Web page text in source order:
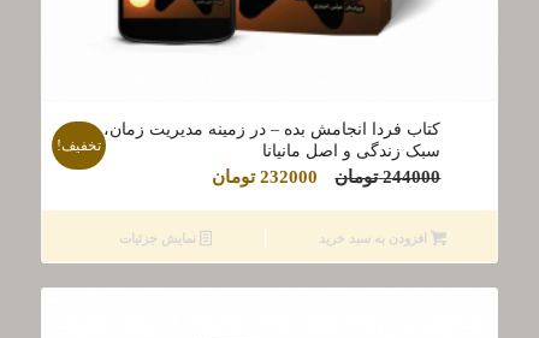
کتاب فردا انجامش بده – در زمینه مدیریت زمان،
سبک زندگی و اصل مانیانا
244000 تومان
قیمت
244000 تومان
بود.
232000 تومانقیمت
232000 تومان
است.
تخفیف!
افزودن به سبد خرید نمایش جزئیات